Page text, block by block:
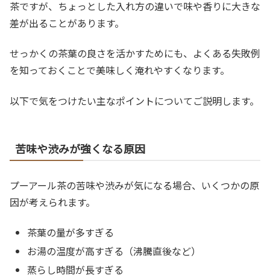
茶ですが、ちょっとした入れ方の違いで味や香りに大きな
差が出ることがあります。
せっかくの茶葉の良さを活かすためにも、よくある失敗例
を知っておくことで美味しく淹れやすくなります。
以下で気をつけたい主なポイントについてご説明します。
苦味や渋みが強くなる原因
プーアール茶の苦味や渋みが気になる場合、いくつかの原
因が考えられます。
茶葉の量が多すぎる
お湯の温度が高すぎる（沸騰直後など）
蒸らし時間が長すぎる